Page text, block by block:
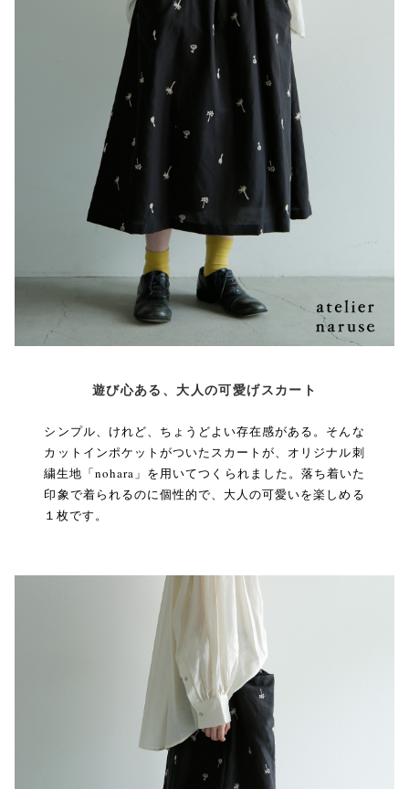
遊び心ある、大人の可愛げスカート
シンプル、けれど、ちょうどよい存在感がある。そんな
カットインポケットがついたスカートが、オリジナル刺
繍生地「nohara」を用いてつくられました。落ち着いた
印象で着られるのに個性的で、大人の可愛いを楽しめる
１枚です。